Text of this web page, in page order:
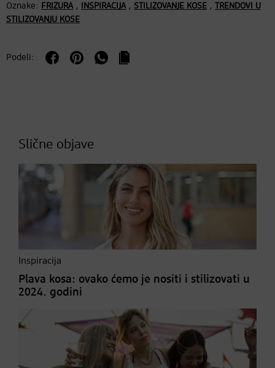
Oznake: FRIZURA, INSPIRACIJA, STILIZOVANJE KOSE , TRENDOVI U
STILIZOVANJU KOSE
Podeli:
Slične objave
Inspiracija
Plava kosa: ovako ćemo je nositi i stilizovati u
2024. godini